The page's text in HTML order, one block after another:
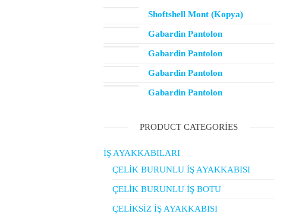
Shoftshell Mont (Kopya)
Gabardin Pantolon
Gabardin Pantolon
Gabardin Pantolon
Gabardin Pantolon
PRODUCT CATEGORIES
İŞ AYAKKABILARI
ÇELİK BURUNLU İŞ AYAKKABISI
ÇELİK BURUNLU İŞ BOTU
ÇELİKSİZ İŞ AYAKKABISI